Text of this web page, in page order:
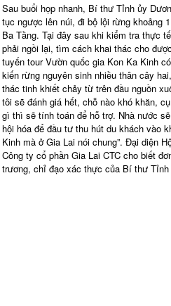
Sau buổi họp nhanh, Bí thư Tỉnh ủy
tục ngược lên núi, đi bộ lội rừng khoảng
Ba Tầng. Tại đây sau khi kiểm tra thực
phải ngồi lại, tìm cách khai thác cho
tuyến tour Vườn quốc gia Kon Ka Kinh
kiến rừng nguyên sinh nhiều thân cây
thác tinh khiết chảy từ trên đầu nguồn
tôi sẽ đánh giá hết, chỗ nào khó khăn,
gì thì sẽ tính toán để hỗ trợ. Nhà nước
hội hóa để đầu tư thu hút du khách vào
Kinh mà ở Gia Lai nói chung”. Đại diện
Công ty cổ phần Gia Lai CTC cho biết
trương, chỉ đạo xác thực của Bí thư Tỉnh